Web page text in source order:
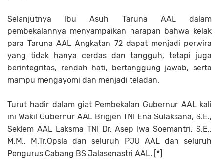
Selanjutnya Ibu Asuh Taruna AAL dalam
pembekalannya menyampaikan harapan bahwa kelak
para Taruna AAL Angkatan 72 dapat menjadi perwira
yang tidak hanya cerdas dan tangguh, tetapi juga
berintegritas, rendah hati, bertanggung jawab, serta
mampu mengayomi dan menjadi teladan.
Turut hadir dalam giat Pembekalan Gubernur AAL kali
ini Wakil Gubernur AAL Brigjen TNI Ena Sulaksana, S.E.,
Seklem AAL Laksma TNI Dr. Asep Iwa Soemantri, S.E.,
M.M., M.Tr.Opsla dan seluruh PJU AAL dan seluruh
Pengurus Cabang BS Jalasenastri AAL. [*]